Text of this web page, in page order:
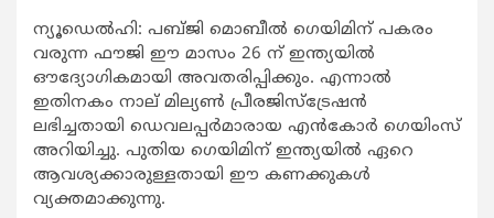
ന്യൂഡെല്‍ഹി: പബ്ജി മൊബീല്‍ ഗെയിമിന് പകരം
വരുന്ന ഫൗജി ഈ മാസം 26 ന് ഇന്ത്യയില്‍
ഔദ്യോഗികമായി അവതരിപ്പിക്കും. എന്നാല്‍
ഇതിനകം നാല് മില്യണ്‍ പ്രീരജിസ്‌ട്രേഷന്‍
ലഭിച്ചതായി ഡെവലപ്പര്‍മാരായ എന്‍കോര്‍ ഗെയിംസ്
അറിയിച്ചു. പുതിയ ഗെയിമിന് ഇന്ത്യയില്‍ ഏറെ
ആവശ്യക്കാരുള്ളതായി ഈ കണക്കുകള്‍
വ്യക്തമാക്കുന്നു.